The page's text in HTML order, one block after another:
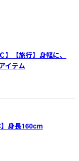
】【旅行】身軽に、
イテム
】身長160cm